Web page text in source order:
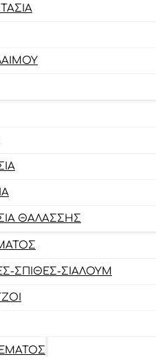
ΘΑΛΆΣΣΗΣ
ΣΠΊΘΕΣ-ΣΊΑΛΟΥΜ